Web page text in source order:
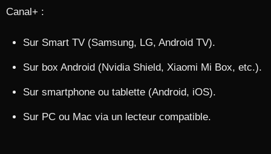
Canal+ :
Sur Smart TV (Samsung, LG, Android TV).
Sur box Android (Nvidia Shield, Xiaomi Mi Box, etc.).
Sur smartphone ou tablette (Android, iOS).
Sur PC ou Mac via un lecteur compatible.​